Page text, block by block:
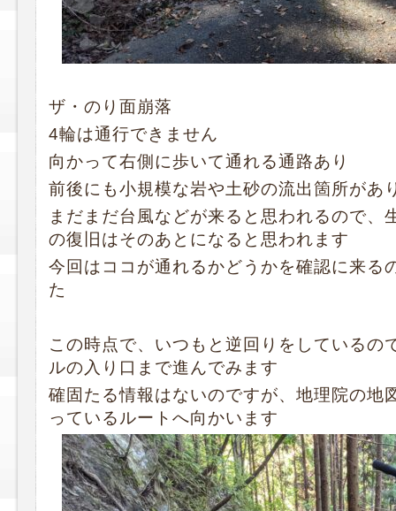
ザ・のり面崩落
4輪は通行できません
向かって右側に歩いて通れる通路あり
前後にも小規模な岩や土砂の流出箇所があ
まだまだ台風などが来ると思われるので、
の復旧はそのあとになると思われます
今回はココが通れるかどうかを確認に来る
た
この時点で、いつもと逆回りをしているの
ルの入り口まで進んでみます
確固たる情報はないのですが、地理院の地
っているルートへ向かいます